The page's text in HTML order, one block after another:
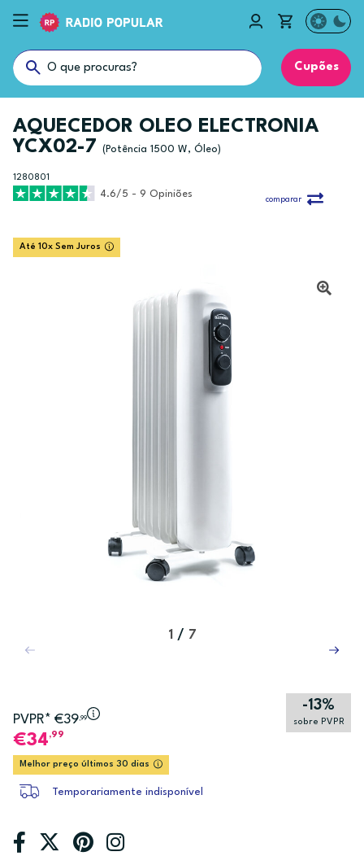
Cupões
AQUECEDOR OLEO ELECTRONIA
YCX02-7
(Potência 1500 W, Óleo)
1280801
4.6/5 - 9 Opiniões
comparar
Até 10x Sem Juros
1 / 7
PVPR* €39,99
-13%
sobre PVPR
34,99
Melhor preço últimos 30 dias
Temporariamente indisponível